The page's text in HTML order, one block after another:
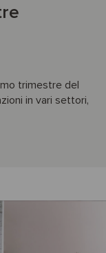
trimestre del
in vari settori,